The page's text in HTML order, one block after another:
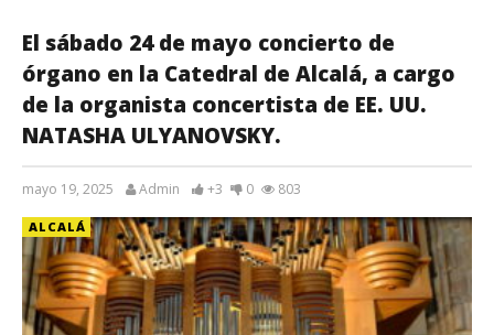
El sábado 24 de mayo concierto de
órgano en la Catedral de Alcalá, a cargo
de la organista concertista de EE. UU.
NATASHA ULYANOVSKY.
mayo 19, 2025 Admin +3 0 803
ALCALÁ